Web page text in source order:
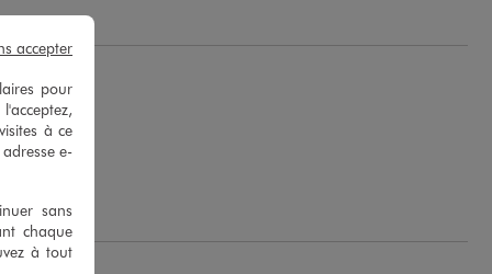
pour
à ce
e-
sans
chaque
à tout
accepter